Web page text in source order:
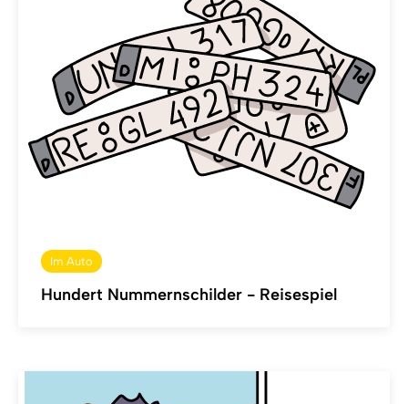
Im Auto
Hundert Nummernschilder - Reisespiel